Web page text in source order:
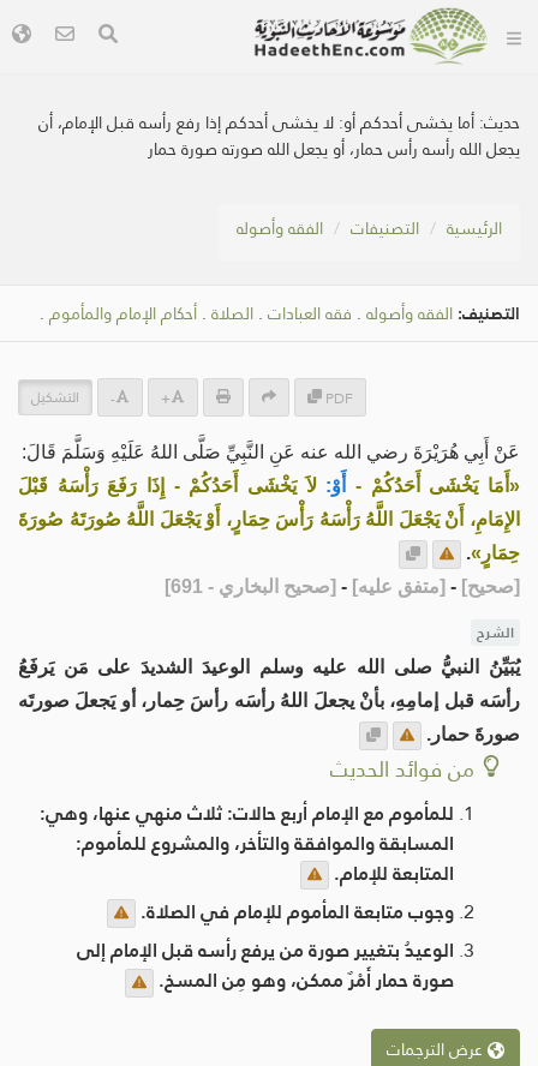
حديث:أما يخشى أحدكم أو: لا يخشى أحدكم إذا رفع رأسه قبل الإمام، أن
يجعل الله رأسه رأس حمار، أو يجعل الله صورته صورة حمار
الرئيسية التصنيفات الفقه وأصوله
التصنيف: الفقه وأصوله . فقه العبادات . الصلاة . أحكام الإمام والمأموم .
PDF
+
- التشكيل
عَنْ أَبِي هُرَيْرَةَ رضي الله عنه عَنِ النَّبِيِّ صَلَّى اللهُ عَلَيْهِ وَسَلَّمَ قَالَ:
«أَمَا يَخْشَى أَحَدُكُمْ -أَوْ: لاَ يَخْشَى أَحَدُكُمْ - إِذَا رَفَعَ رَأْسَهُ قَبْلَ
الإِمَامِ، أَنْ يَجْعَلَ اللَّهُ رَأْسَهُ رَأْسَ حِمَارٍ، أَوْ يَجْعَلَ اللَّهُ صُورَتَهُ صُورَةَ
حِمَارٍ».
[صحيح]
-
[متفق عليه]
-
[صحيح البخاري - 691 ]
الشرح
يُبَيِّنُ النبيُّ صلى الله عليه وسلم الوعيدَ الشديدَ على مَن يَرفَعُ
رأسَه قبل إمامِهِ، بأنْ يجعلَ اللهُ رأسَه رأسَ حِمار، أو يَجعلَ صورتَه
صورةَ حمار.
من فوائد الحديث
للمأموم مع الإمام أربع حالات: ثلاث منهي عنها، وهي:
المسابقة والموافقة والتأخر، والمشروع للمأموم:
المتابعة للإمام.
وجوب متابعة المأموم للإمام في الصلاة.
الوعيدُ بتغيير صورة من يرفع رأسه قبل الإمام إلى
صورة حمار أَمْرٌ ممكن، وهو مِن المسخ.
عرض الترجمات